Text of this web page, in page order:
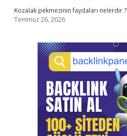
Kozalak pekmezinin faydaları nelerdir ?
Temmuz 26, 2026